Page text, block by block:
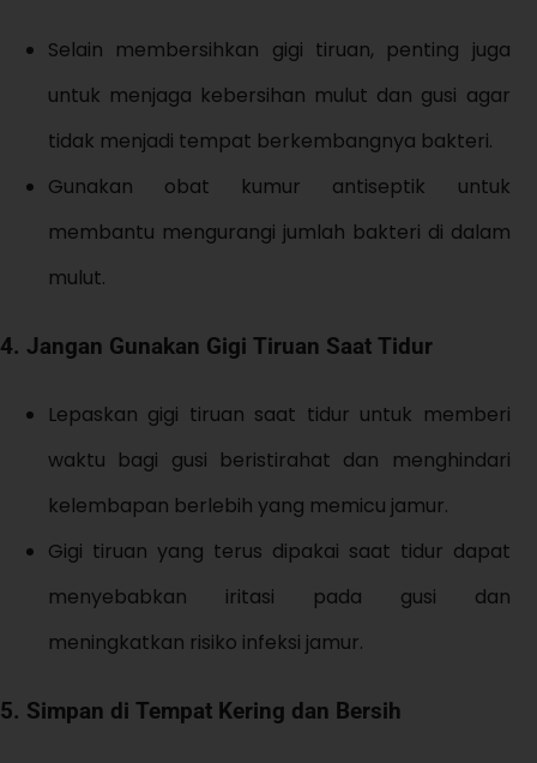
Selain membersihkan gigi tiruan, penting juga
untuk menjaga kebersihan mulut dan gusi agar
tidak menjadi tempat berkembangnya bakteri.
Gunakan obat kumur antiseptik untuk
membantu mengurangi jumlah bakteri di dalam
mulut.
4. Jangan Gunakan Gigi Tiruan Saat Tidur
Lepaskan gigi tiruan saat tidur untuk memberi
waktu bagi gusi beristirahat dan menghindari
kelembapan berlebih yang memicu jamur.
Gigi tiruan yang terus dipakai saat tidur dapat
menyebabkan iritasi pada gusi dan
meningkatkan risiko infeksi jamur.
5. Simpan di Tempat Kering dan Bersih